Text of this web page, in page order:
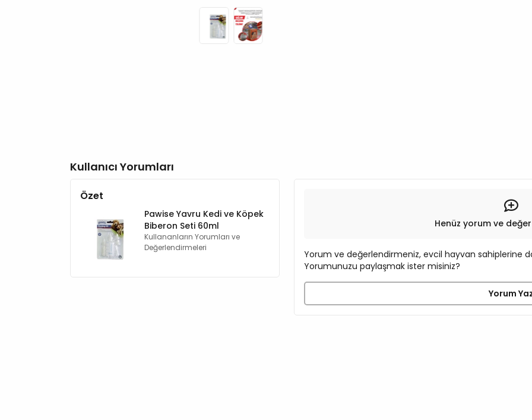
Kullanıcı Yorumları
Özet
Pawise Yavru Kedi ve Köpek
Biberon Seti 60ml
Kullananların Yorumları ve
Değerlendirmeleri
Henüz yorum ve
Yorum ve değerlendirmeniz, evcil hayvan sahiplerine
Yorumunuzu paylaşmak ister misiniz?
Yorum